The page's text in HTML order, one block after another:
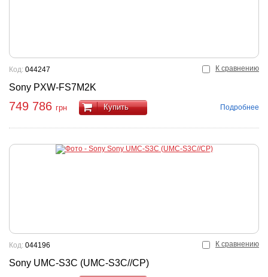
К сравнению
Sony PXW-FS7M2K
Код: 044247
749 786 грн Купить Подробнее
К сравнению
Sony UMC-S3C (UMC-S3C//CP)
Код: 044196